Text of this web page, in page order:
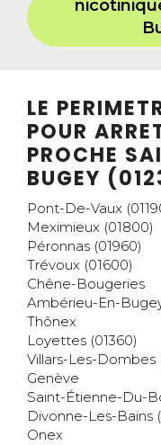
LE
POUR
PROCHE
BUGEY
Pont-De-Vaux
Meximieux (01800)
Péronnas (01960)
Trévoux (01600)
Chêne-Bougeries
Ambérieu-En-
Thônex
Loyettes (01360)
Villars-Les-Dombes
Genève
Saint-Étienne-Du-
Divonne-Les-Bains
Onex